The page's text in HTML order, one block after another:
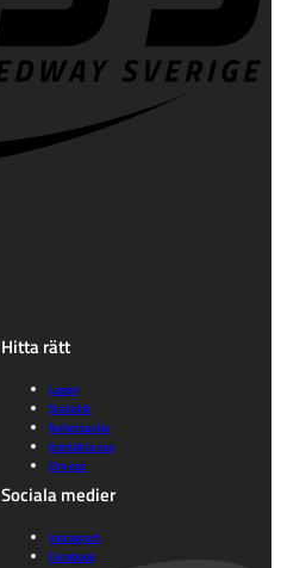
Hitta rätt
Lagen
Statistik
Nyhetsarkiv
Kontakta oss
Om oss
Sociala medier
Instagram
Facebook